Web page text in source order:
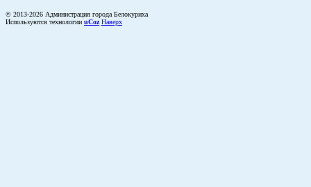
© 2013-2026 Администрация города Белокуриха
Используются технологии uCoz Наверх